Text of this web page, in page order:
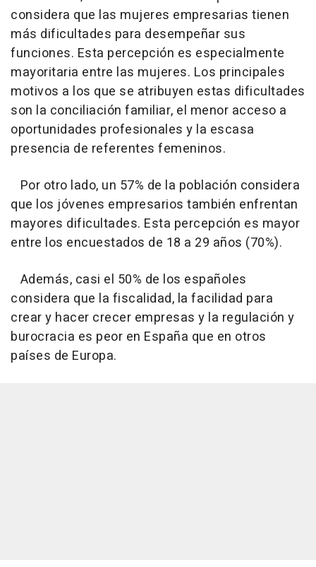
considera que las mujeres empresarias tienen
más dificultades para desempeñar sus
funciones. Esta percepción es especialmente
mayoritaria entre las mujeres. Los principales
motivos a los que se atribuyen estas dificultades
son la conciliación familiar, el menor acceso a
oportunidades profesionales y la escasa
presencia de referentes femeninos.
Por otro lado, un 57% de la población considera
que los jóvenes empresarios también enfrentan
mayores dificultades. Esta percepción es mayor
entre los encuestados de 18 a 29 años (70%).
Además, casi el 50% de los españoles
considera que la fiscalidad, la facilidad para
crear y hacer crecer empresas y la regulación y
burocracia es peor en España que en otros
países de Europa.